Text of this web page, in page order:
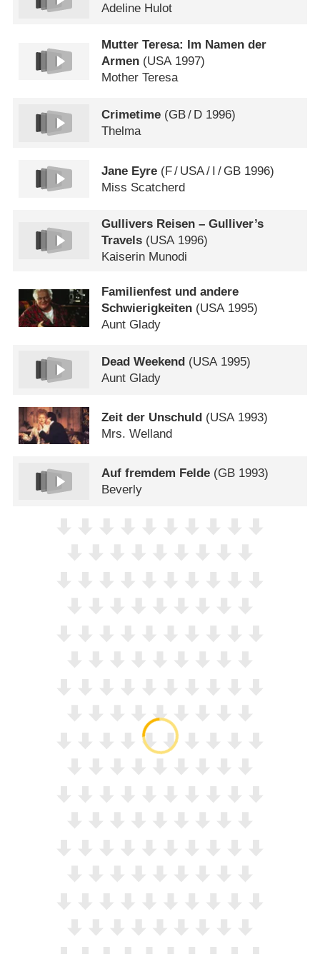
Adeline Hulot
Mutter Teresa: Im Namen der
Armen (USA1997)
Mother Teresa
Crimetime (GB/ D 1996)
Thelma
Jane Eyre (F/ USA/ I / GB 1996)
Miss Scatcherd
Gullivers Reisen – Gulliver’s
Travels (USA1996)
Kaiserin Munodi
Familienfest und andere
Schwierigkeiten (USA1995)
Aunt Glady
Dead Weekend (USA 1995)
Aunt Glady
Zeit der Unschuld (USA1993)
Mrs. Welland
Auf fremdem Felde (GB 1993)
Beverly